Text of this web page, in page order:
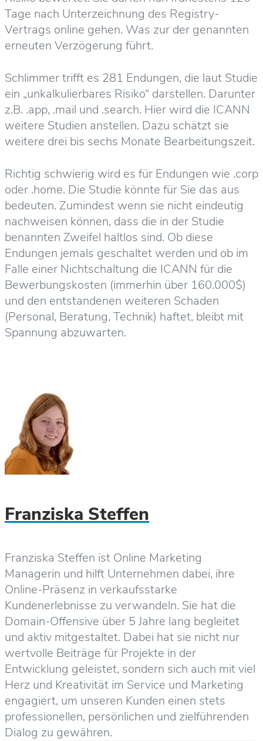
Tage nach Unterzeichnung des Registry-
Vertrags online gehen. Was zur der genannten
erneuten Verzögerung führt.
Schlimmer trifft es 281 Endungen, die laut Studie
ein „unkalkulierbares Risiko“ darstellen. Darunter
z.B. .app, .mail und .search. Hier wird die ICANN
weitere Studien anstellen. Dazu schätzt sie
weitere drei bis sechs Monate Bearbeitungszeit.
Richtig schwierig wird es für Endungen wie .corp
oder .home. Die Studie könnte für Sie das aus
bedeuten. Zumindest wenn sie nicht eindeutig
nachweisen können, dass die in der Studie
benannten Zweifel haltlos sind. Ob diese
Endungen jemals geschaltet werden und ob im
Falle einer Nichtschaltung die ICANN für die
Bewerbungskosten (immerhin über 160.000$)
und den entstandenen weiteren Schaden
(Personal, Beratung, Technik) haftet, bleibt mit
Spannung abzuwarten.
Franziska Steffen
Franziska Steffen ist Online Marketing
Managerin und hilft Unternehmen dabei, ihre
Online-Präsenz in verkaufsstarke
Kundenerlebnisse zu verwandeln. Sie hat die
Domain-Offensive über 5 Jahre lang begleitet
und aktiv mitgestaltet. Dabei hat sie nicht nur
wertvolle Beiträge für Projekte in der
Entwicklung geleistet, sondern sich auch mit viel
Herz und Kreativität im Service und Marketing
engagiert, um unseren Kunden einen stets
professionellen, persönlichen und zielführenden
Dialog zu gewähren.